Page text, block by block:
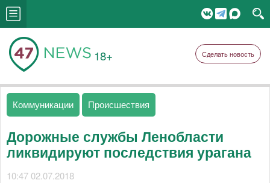
18+ Сделать новость
Коммуникации Происшествия
Дорожные службы Ленобласти
ликвидируют последствия урагана
10:47 02.07.2018